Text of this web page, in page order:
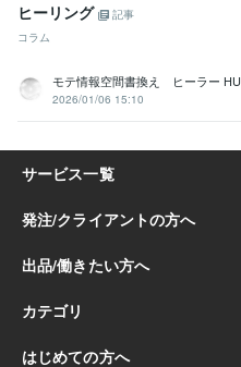
ヒーリング
記事
コラム
モテ情報空間書換え ヒーラー HU
2026/01/06 15:10